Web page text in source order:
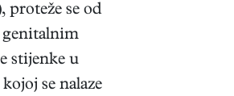
proteže se od
genitalnim
stijenke u
se nalaze